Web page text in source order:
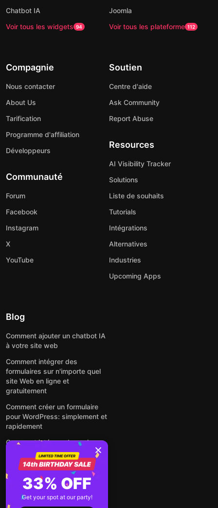
Chatbot IA
Voir tous les widgets 94
Joomla
Voir tous les plateforme 112
Compagnie
Nous contacter
About Us
Tarification
Programme d'affiliation
Développeurs
Communauté
Forum
Facebook
Instagram
X
YouTube
Soutien
Centre d'aide
Ask Community
Report Abuse
Resources
AI Visibility Tracker
Solutions
Liste de souhaits
Tutorials
Intégrations
Alternatives
Industries
Upcoming Apps
Blog
Comment ajouter un chatbot IA
à votre site web
Comment intégrer des
formulaires sur n'importe quel
site Web en ligne et
gratuitement
Comment créer un formulaire
pour WordPress: simplement et
rapidement
Comment intégrer des avis
Google gratuitement sur un site
web
Comment intégrer une fenêtre
contextuelle sur n'importe quel
site Web
33% OFF
Get your spot at our party!